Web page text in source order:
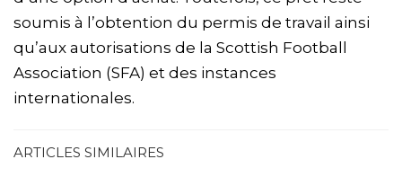
soumis à l’obtention du permis de travail ainsi
qu’aux autorisations de la Scottish Football
Association (SFA) et des instances
internationales.
ARTICLES SIMILAIRES